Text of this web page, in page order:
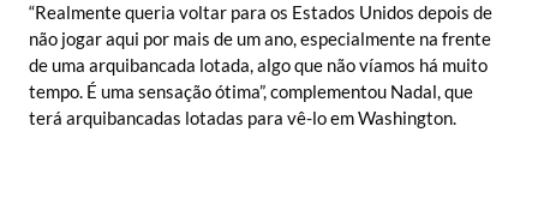
“Realmente queria voltar para os Estados Unidos depois de
não jogar aqui por mais de um ano, especialmente na frente
de uma arquibancada lotada, algo que não víamos há muito
tempo. É uma sensação ótima”, complementou Nadal, que
terá arquibancadas lotadas para vê-lo em Washington.